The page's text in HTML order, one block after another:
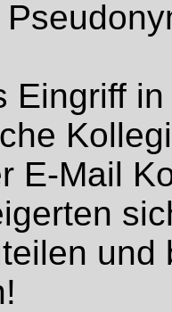
Eingriff
E-Mail